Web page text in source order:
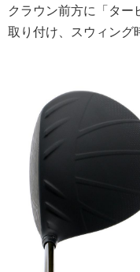
クラウン前方に「ター
取り付け、スウィング